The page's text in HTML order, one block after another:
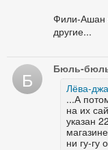
Фили-Ашан
другие...
Б Бюль-
Лёва-
...А
на их
указан
ни гу-гу